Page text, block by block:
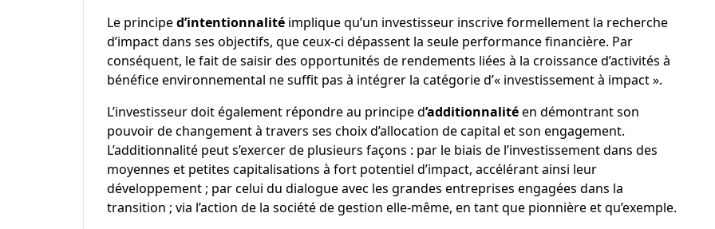
Le principed’intentionnalitéimplique qu’un investisseur inscrive formellement la recherche
d’impact dans ses objectifs, que ceux-ci dépassent la seule performance financière. Par
conséquent, le fait de saisir des opportunités de rendements liées à la croissance d’activités à
bénéfice environnemental ne suffit pas à intégrer la catégorie d’« investissement à impact ».
L’investisseur doit également répondre au principe d’additionnalitéen démontrant son
pouvoir de changement à travers ses choix d’allocation de capital et son engagement.
L’additionnalité peut s’exercer de plusieurs façons : par le biais de l’investissement dans des
moyennes et petites capitalisations à fort potentiel d’impact, accélérant ainsi leur
développement ; par celui du dialogue avec les grandes entreprises engagées dans la
transition ; via l’action de la société de gestion elle-même, en tant que pionnière et qu’exemple.